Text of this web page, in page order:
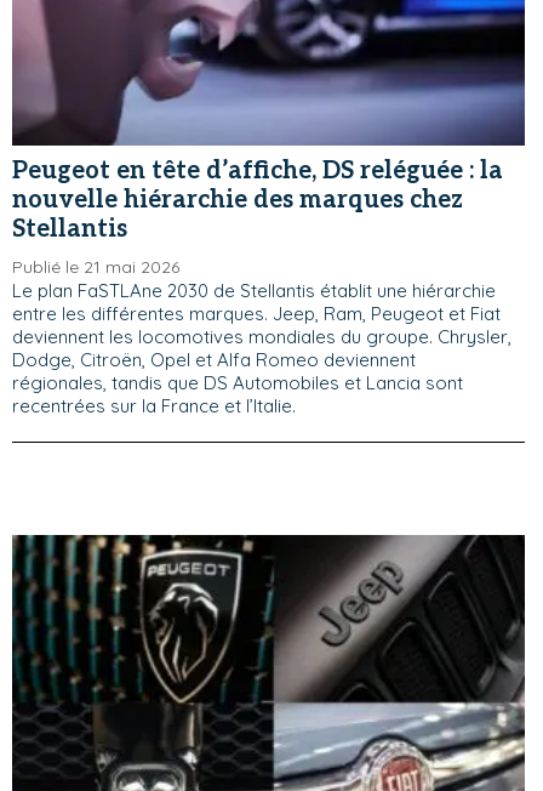
Peugeot en tête d’affiche, DS reléguée : la
nouvelle hiérarchie des marques chez
Stellantis
Publié le 21 mai 2026
Le plan FaSTLAne 2030 de Stellantis établit une hiérarchie
entre les différentes marques. Jeep, Ram, Peugeot et Fiat
deviennent les locomotives mondiales du groupe. Chrysler,
Dodge, Citroën, Opel et Alfa Romeo deviennent
régionales, tandis que DS Automobiles et Lancia sont
recentrées sur la France et l’Italie.